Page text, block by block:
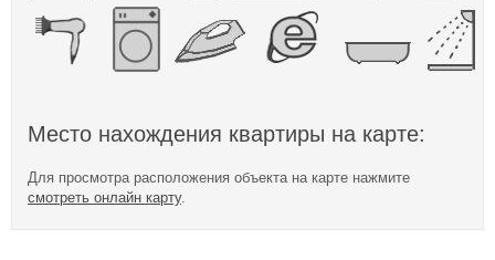
Место нахождения квартиры на карте:
Для просмотра расположения объекта на карте нажмите
смотреть онлайн карту.